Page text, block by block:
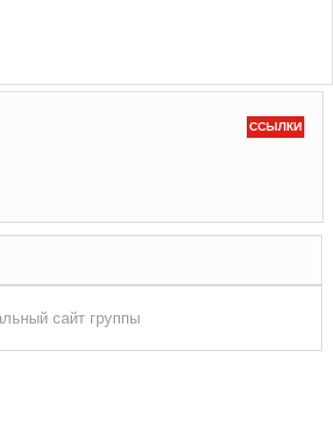
ССЫЛКИ
сайт группы